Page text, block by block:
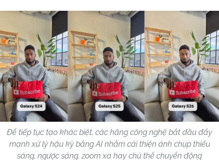
Để tiếp tục tạo khác biệt, các hãng công nghệ bắt đầu đẩy
mạnh xử lý hậu kỳ bằng AI nhằm cải thiện ảnh chụp thiếu
sáng, ngược sáng, zoom xa hay chủ thể chuyển động